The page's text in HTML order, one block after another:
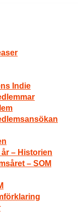
Indie
år – Historien
– SOM